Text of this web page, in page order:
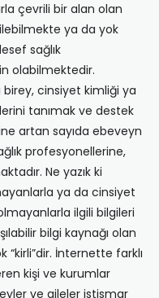
çevrili bir alan olan
ya da yok
sağlık
olabilmektedir.
cinsiyet kimliği ya
tanımak ve destek
artan sayıda ebeveyn
profesyonellerine,
Ne yazık ki
ya da cinsiyet
ilgili bilgileri
bilgi kaynağı olan
İnternette farklı
kişi ve kurumlar
ve aileler istismar